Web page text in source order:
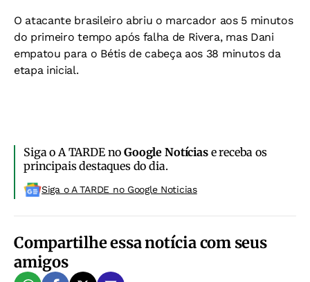
O atacante brasileiro abriu o marcador aos 5 minutos
do primeiro tempo após falha de Rivera, mas Dani
empatou para o Bétis de cabeça aos 38 minutos da
etapa inicial.
Siga o A TARDE noGoogle Notíciase receba os
principais destaques do dia.
Siga o A TARDE no Google Noticias
Compartilhe essa notícia com seus
amigos